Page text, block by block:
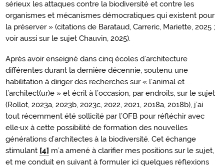
sérieux les attaques contre la biodiversité et contre les
organismes et mécanismes démocratiques qui existent pour
la préserver » (citations de Barataud, Carreric, Mariette, 2025 ;
voir aussi sur le sujet Chauvin, 2025).
Après avoir enseigné dans cinq écoles d’architecture
différentes durant la dernière décennie, soutenu une
habilitation à diriger des recherches sur « l’animal et
l’architect(ur)e » et écrit à l’occasion, par endroits, sur le sujet
(Rollot, 2023a, 2023b, 2023c, 2022, 2021, 2018a, 2018b), j’ai
tout récemment été sollicité par l’OFB pour réfléchir avec
elle·ux à cette possibilité de formation des nouvelles
générations d’architectes à la biodiversité. Cet échange
stimulant [4] m’a amené à clarifier mes positions sur le sujet,
et me conduit en suivant à formuler ici quelques réflexions